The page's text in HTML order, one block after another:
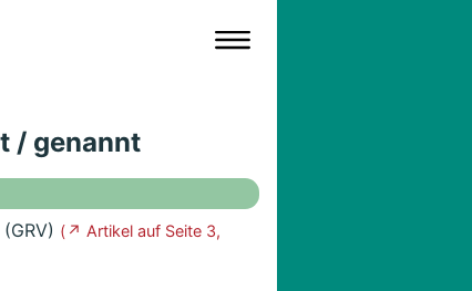
/ genannt
( ↗ Artikel auf Seite 3,